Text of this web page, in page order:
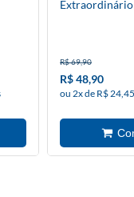
Extraordinário
R$ 69,90
R$ 48,90
ou 2x de R$